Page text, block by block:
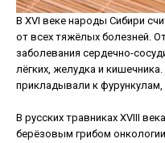
В XVI веке народы Сибири
от всех тяжёлых болезней.
заболевания сердечно-
лёгких, желудка и
прикладывали к
В русских травниках XVIII
берёзовым грибом